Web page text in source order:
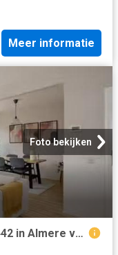
Meer informatie
Foto bekijken
Appartement te koop Fellinilaan 442 in Almere voor € 415.000